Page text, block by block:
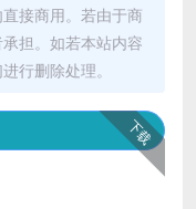
接商用。若由于商
担。如若本站内容
行删除处理。
下载